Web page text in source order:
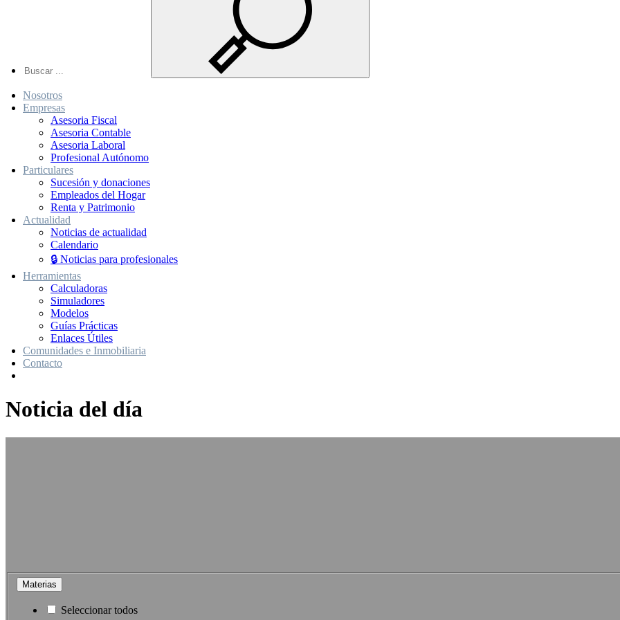
Nosotros
Empresas
Asesoria Fiscal
Asesoria Contable
Asesoria Laboral
Profesional Autónomo
Particulares
Sucesión y donaciones
Empleados del Hogar
Renta y Patrimonio
Actualidad
Noticias de actualidad
Calendario
🔒 Noticias para profesionales
Herramientas
Calculadoras
Simuladores
Modelos
Guías Prácticas
Enlaces Útiles
Comunidades e Inmobiliaria
Contacto
Noticia del día
Materias
Seleccionar todos